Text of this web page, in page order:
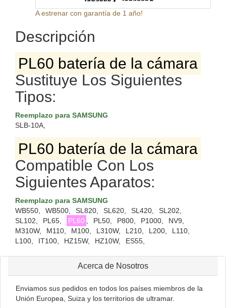
A estrenar con garantía de 1 año!
Descripción
PL60 batería de la cámara
Sustituye Los Siguientes
Tipos:
Reemplazo para SAMSUNG
SLB-10A,
PL60 batería de la cámara
Compatible Con Los
Siguientes Aparatos:
Reemplazo para SAMSUNG
WB550,
WB500, SL820, SL620, SL420,
SL202,
SL102,
PL65, PL60 , PL50, P800, P1000,
NV9,
M310W,
M110, M100, L310W, L210, L200,
L110,
L100,
IT100, HZ15W, HZ10W, ES55,
Acerca de Nosotros
Enviamos sus pedidos en todos los países miembros de la
Unión Europea, Suiza y los territorios de ultramar.